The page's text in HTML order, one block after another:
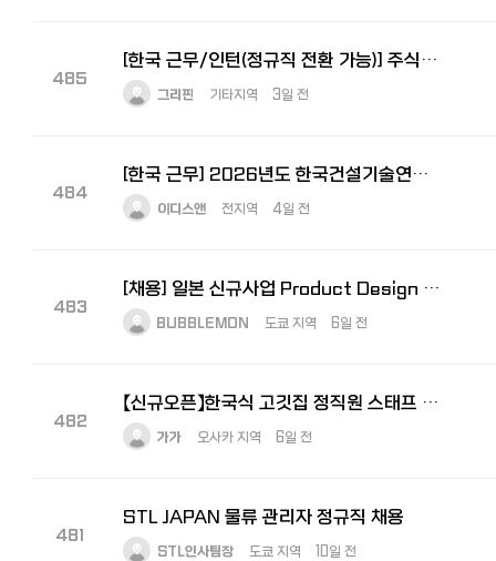
485
[한국 근무/인턴(정규직 전환 가능)] 주식회사 그리핀 - 일본사업 지원 인턴
그리핀 기타지역 3일 전
484
[한국 근무] 2026년도 한국건설기술연구원 2차 정규직 채용 공고
이디스앤 전지역 4일 전
483
[채용] 일본 신규사업 Product Design Lead 모집｜도쿄 거주·일본어 가능자
BUBBLEMON 도쿄 지역 6일 전
482
【신규오픈】한국식 고깃집 정직원 스태프 대모집! — 오프닝 멤버로 함께 만들어가실 분을 찾습니다
가가 오사카 지역 6일 전
481
STL JAPAN 물류 관리자 정규직 채용
STL인사팀장 도쿄 지역 10일 전